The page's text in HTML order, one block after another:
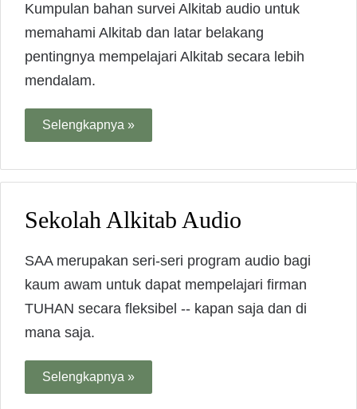
Kumpulan bahan survei Alkitab audio untuk
memahami Alkitab dan latar belakang
pentingnya mempelajari Alkitab secara lebih
mendalam.
Selengkapnya »
Sekolah Alkitab Audio
SAA merupakan seri-seri program audio bagi
kaum awam untuk dapat mempelajari firman
TUHAN secara fleksibel -- kapan saja dan di
mana saja.
Selengkapnya »